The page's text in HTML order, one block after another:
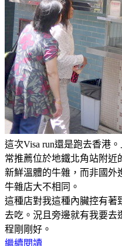
這次Visa run還是跑去香港
常推薦位於地鐵北角站附近
新鮮溫體的牛雜，而非國外
牛雜店大不相同。
這種店對我這種內臟控有著
去吃。況且旁邊就有我要去
程剛剛好。
繼續閱讀